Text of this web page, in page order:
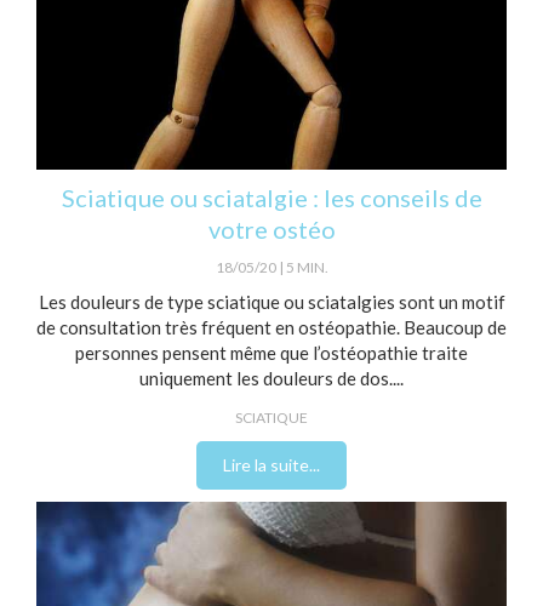
Sciatique ou sciatalgie : les conseils de
votre ostéo
18/05/20 5 MIN.
Les douleurs de type sciatique ou sciatalgies sont un motif
de consultation très fréquent en ostéopathie. Beaucoup de
personnes pensent même que l’ostéopathie traite
uniquement les douleurs de dos....
SCIATIQUE
Lire la suite...